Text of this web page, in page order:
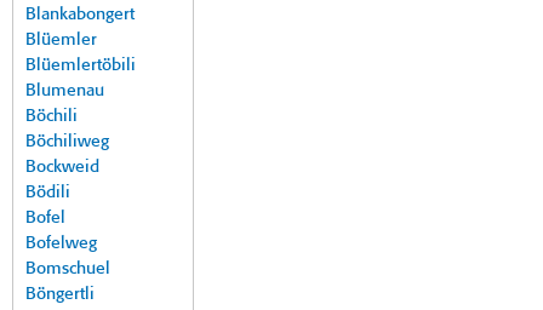
Blankabongert
Blüemler
Blüemlertöbili
Blumenau
Böchili
Böchiliweg
Bockweid
Bödili
Bofel
Bofelweg
Bomschuel
Böngertli